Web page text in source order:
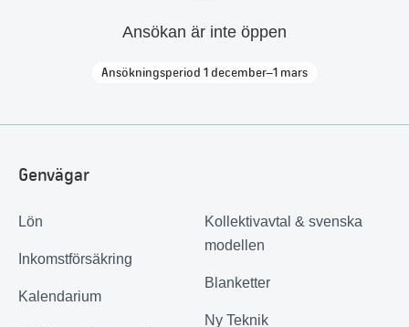
Ansökan är inte öppen
Ansökningsperiod 1 december–1 mars
Genvägar
Lön
Inkomstförsäkring
Kalendarium
Kollektivavtal & svenska
modellen
Blanketter
Ny Teknik